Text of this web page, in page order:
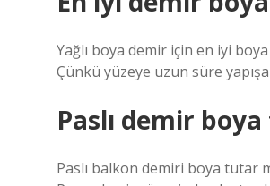
Yağlı boya demir için en iyi
Çünkü yüzeye uzun süre
Paslı demir
Paslı balkon demiri boya tutar